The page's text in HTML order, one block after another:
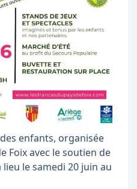
enfants, organisée
Foix avec le soutien de
lieu le samedi 20 juin au